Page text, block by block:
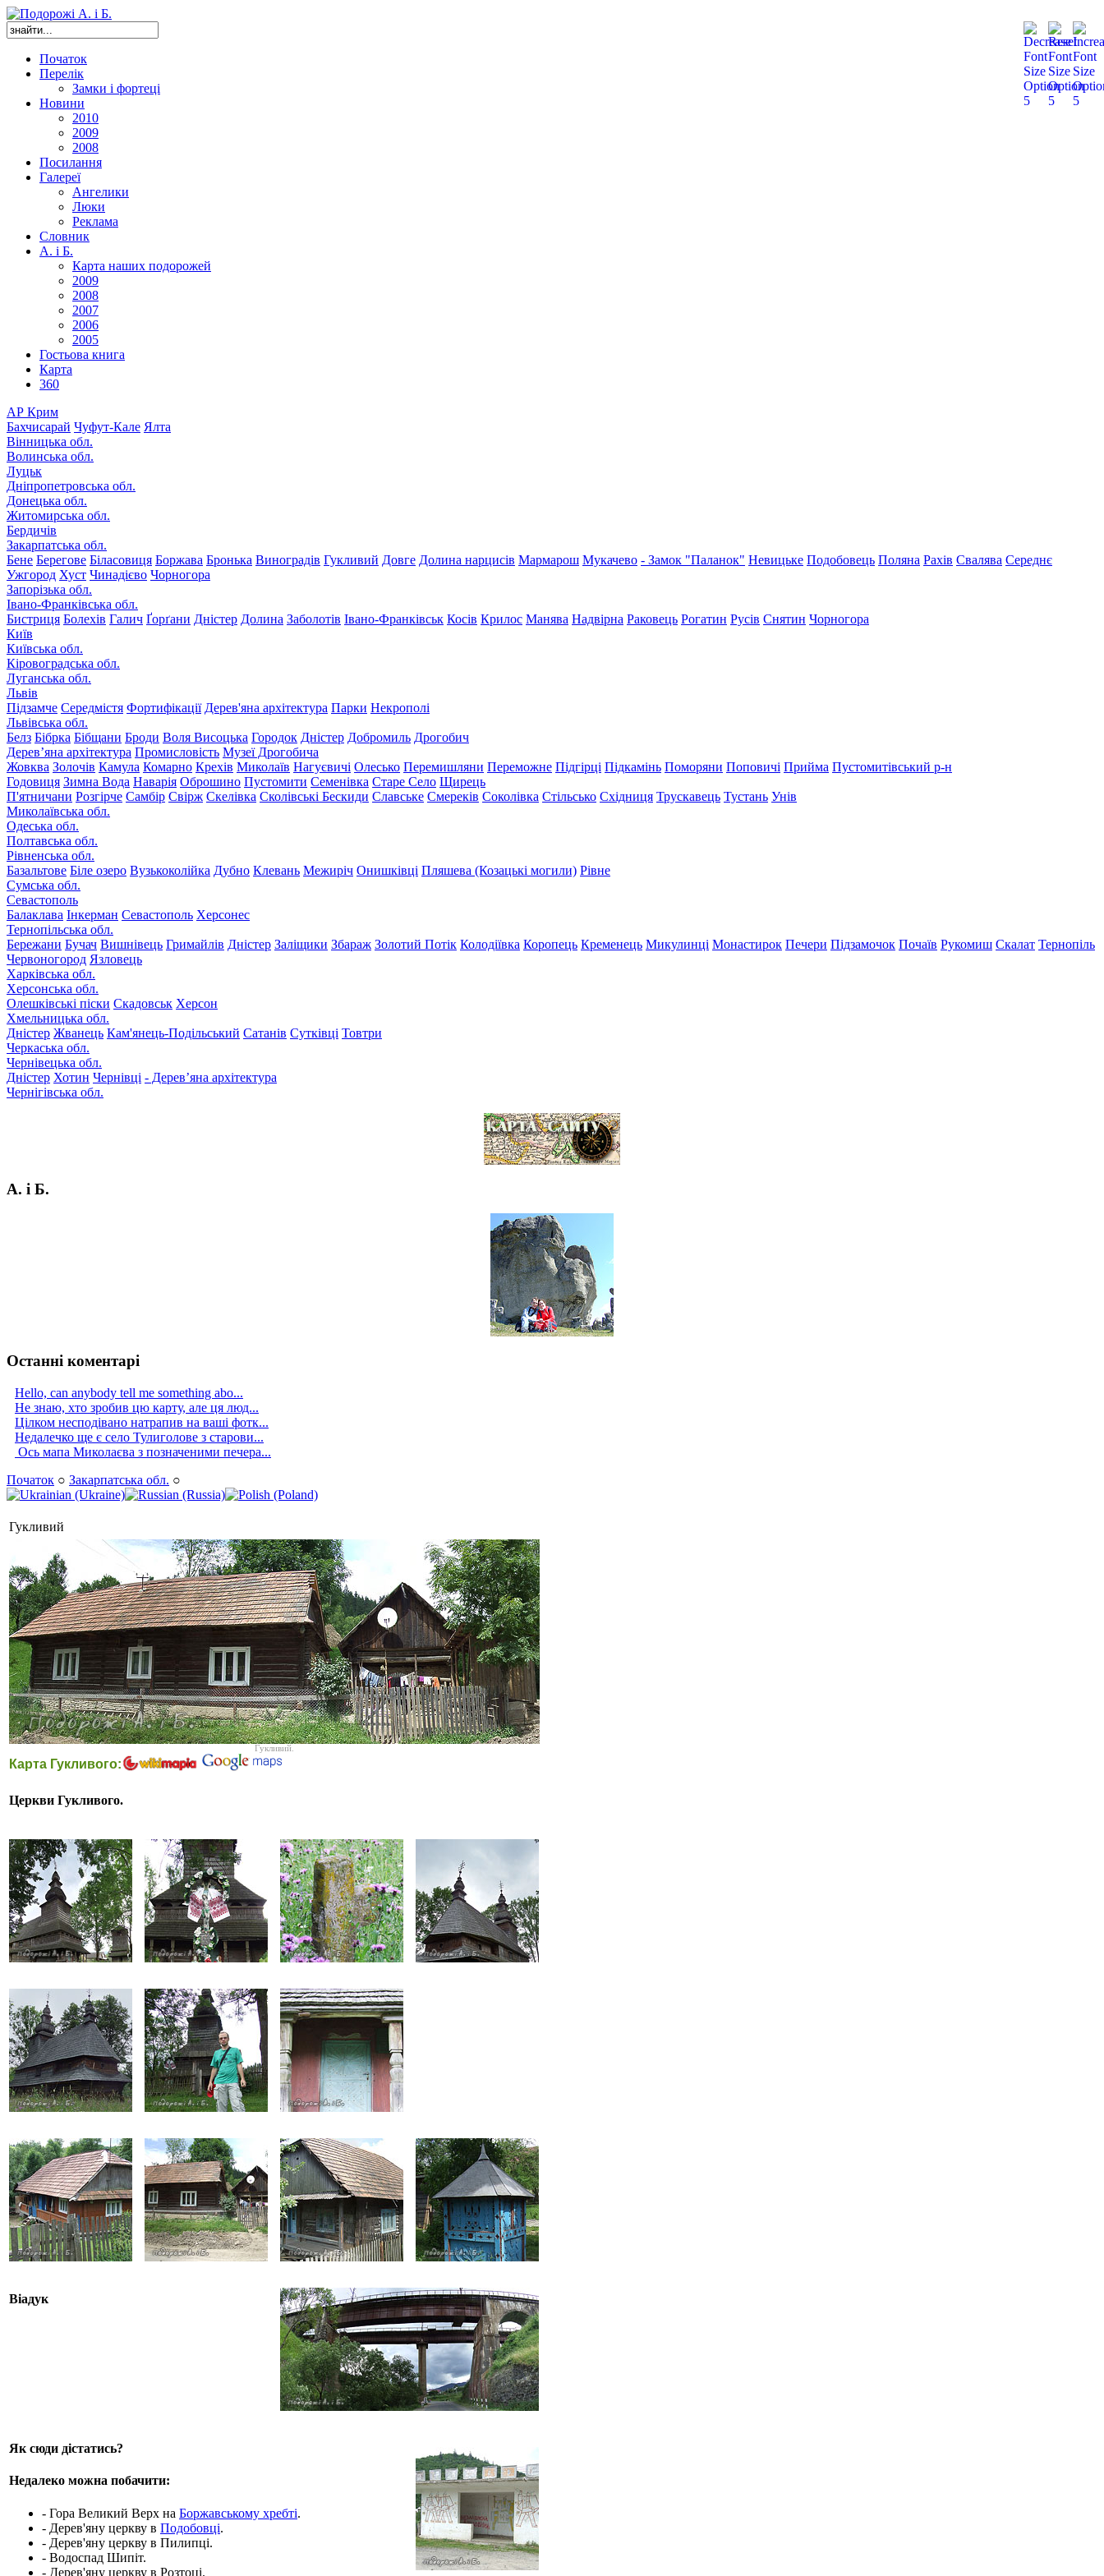
Початок
Перелік
Замки і фортеці
Новини
2010
2009
2008
Посилання
Галереї
Ангелики
Люки
Реклама
Словник
А. і Б.
Карта наших подорожей
2009
2008
2007
2006
2005
Гостьова книга
Карта
360
АР Крим
Бахчисарай Чуфут-Кале Ялта
Вінницька обл.
Волинська обл.
Луцьк
Дніпропетровська обл.
Донецька обл.
Житомирська обл.
Бердичів
Закарпатська обл.
Бене Берегове Біласовиця Боржава Бронька Виноградів Гукливий Довге Долина нарцисів Мармарош Мукачево - Замок "Паланок" Невицьке Подобовець Поляна Рахів Свалява Середнє
Ужгород Хуст Чинадієво Чорногора
Запорізька обл.
Івано-Франківська обл.
Бистриця Болехів Галич Ґорґани Дністер Долина Заболотів Івано-Франківськ Косів Крилос Манява Надвірна Раковець Рогатин Русів Снятин Чорногора
Київ
Київська обл.
Кіровоградська обл.
Луганська обл.
Львів
Підзамче Середмістя Фортифікації Дерев'яна архітектура Парки Некрополі
Львівська обл.
Белз Бібрка Бібщани Броди Воля Висоцька Городок Дністер Добромиль Дрогобич
Дерев’яна архітектура Промисловість Музеї Дрогобича
Жовква Золочів Камула Комарно Крехів Миколаїв Нагуєвичі Олесько Перемишляни Переможне Підгірці Підкамінь Поморяни Поповичі Прийма Пустомитівський р-н
Годовиця Зимна Вода Наварія Оброшино Пустомити Семенівка Старе Село Щирець
П'ятничани Розгірче Самбір Свірж Скелівка Сколівські Бескиди Славське Смереків Соколівка Стільсько Східниця Трускавець Тустань Унів
Миколаївська обл.
Одеська обл.
Полтавська обл.
Рівненська обл.
Базальтове Біле озеро Вузькоколійка Дубно Клевань Межиріч Онишківці Пляшева (Козацькі могили) Рівне
Сумська обл.
Севастополь
Балаклава Інкерман Севастополь Херсонес
Тернопільська обл.
Бережани Бучач Вишнівець Гримайлів Дністер Заліщики Збараж Золотий Потік Колодіївка Коропець Кременець Микулинці Монастирок Печери Підзамочок Почаїв Рукомиш Скалат Тернопіль
Червоногород Язловець
Харківська обл.
Херсонська обл.
Олешківські піски Скадовськ Херсон
Хмельницька обл.
Дністер Жванець Кам'янець-Подільський Сатанів Сутківці Товтри
Черкаська обл.
Чернівецька обл.
Дністер Хотин Чернівці - Дерев’яна архітектура
Чернігівська обл.
А. і Б.
Останні коментарі
Hello, can anybody tell me something abo...
Не знаю, хто зробив цю карту, але ця люд...
Цілком несподівано натрапив на ваші фотк...
Недалечко ще є село Тулиголове з старови...
Ось мапа Миколаєва з позначеними печера...
Початок ○ Закарпатська обл. ○
Гукливий
Гукливий.
Карта Гукливого:
Церкви Гукливого.
Віадук
Як сюди дістатись?
Недалеко можна побачити:
- Гора Великий Верх на Боржавському хребті.
- Дерев'яну церкву в Подобовці.
- Дерев'яну церкву в Пилипці.
- Водоспад Шипіт.
- Дерев'яну церкву в Розтоці.